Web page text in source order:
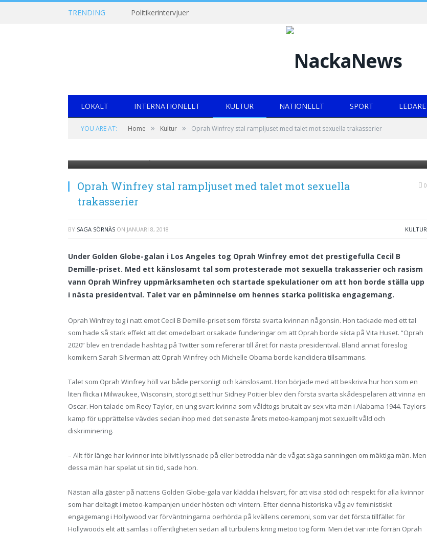
TRENDING Politikerintervjuer
LOKALT INTERNATIONELLT KULTUR NATIONELLT SPORT LEDARE
YOU ARE AT: Home » Kultur » Oprah Winfrey stal rampljuset med talet mot sexuella trakasserier
75th ANNUAL GOLDEN GLOBE AWARDS -- Pictured: Oprah Winfrey, Winner, Cecil B. Demille Award at
Oprah Winfrey stal rampljuset med talet mot sexuella
trakasserier
0
BY SAGA SÖRNÄS ON JANUARI 8, 2018 KULTUR
Under Golden Globe-galan i Los Angeles tog Oprah Winfrey emot det prestigefulla Cecil B
Demille-priset. Med ett känslosamt tal som protesterade mot sexuella trakasserier och rasism
vann Oprah Winfrey uppmärksamheten och startade spekulationer om att hon borde ställa upp
i nästa presidentval. Talet var en påminnelse om hennes starka politiska engagemang.
Oprah Winfrey tog i natt emot Cecil B Demille-priset som första svarta kvinnan någonsin. Hon tackade med ett tal
som hade så stark effekt att det omedelbart orsakade funderingar om att Oprah borde sikta på Vita Huset. “Oprah
2020” blev en trendade hashtag på Twitter som refererar till året för nästa presidentval. Bland annat föreslog
komikern Sarah Silverman att Oprah Winfrey och Michelle Obama borde kandidera tillsammans.
Talet som Oprah Winfrey höll var både personligt och känslosamt. Hon började med att beskriva hur hon som en
liten flicka i Milwaukee, Wisconsin, storögt sett hur Sidney Poitier blev den första svarta skådespelaren att vinna en
Oscar. Hon talade om Recy Taylor, en ung svart kvinna som våldtogs brutalt av sex vita män i Alabama 1944. Taylors
kamp för upprättelse vävdes sedan ihop med det senaste årets metoo-kampanj mot sexuellt våld och
diskriminering.
– Allt för länge har kvinnor inte blivit lyssnade på eller betrodda när de vågat säga sanningen om mäktiga män. Men
dessa män har spelat ut sin tid, sade hon.
Nästan alla gäster på nattens Golden Globe-gala var klädda i helsvart, för att visa stöd och respekt för alla kvinnor
som har deltagit i metoo-kampanjen under hösten och vintern. Efter denna historiska våg av feministiskt
engagemang i Hollywood var förväntningarna oerhörda på kvällens ceremoni, som var det första tillfället för
Hollywoods elit att samlas i offentligheten sedan all turbulens kring metoo tog form. Men det var inte förrän Oprah